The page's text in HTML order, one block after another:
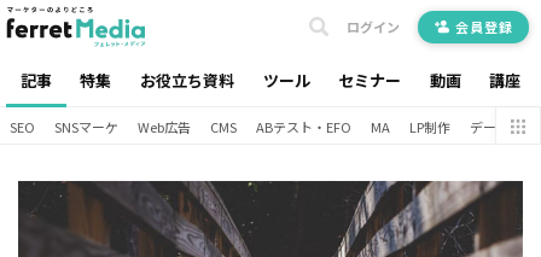
記事 特集 お役立ち資料 ツール セミナー 動画 講座
ログイン 会員登録
SEO SNSマーケ Web広告 CMS ABテスト・EFO MA LP制作 データ分析